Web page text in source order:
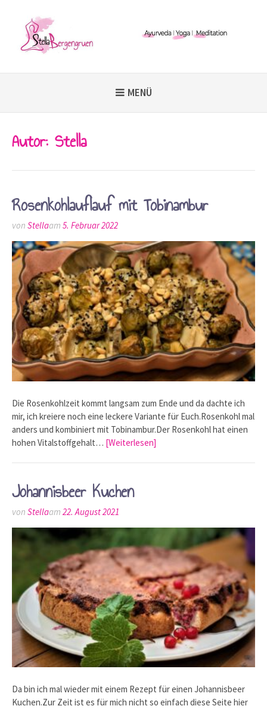
MENÜ
Autor: Stella
Rosenkohlauflauf mit Tobinambur
von Stellaam 5. Februar 2022
Die Rosenkohlzeit kommt langsam zum Ende und da dachte ich
mir, ich kreiere noch eine leckere Variante für Euch.Rosenkohl mal
anders und kombiniert mit Tobinambur.Der Rosenkohl hat einen
hohen Vitalstoffgehalt… [Weiterlesen]
Johannisbeer Kuchen
von Stellaam 22. August 2021
Da bin ich mal wieder mit einem Rezept für einen Johannisbeer
Kuchen.Zur Zeit ist es für mich nicht so einfach diese Seite hier